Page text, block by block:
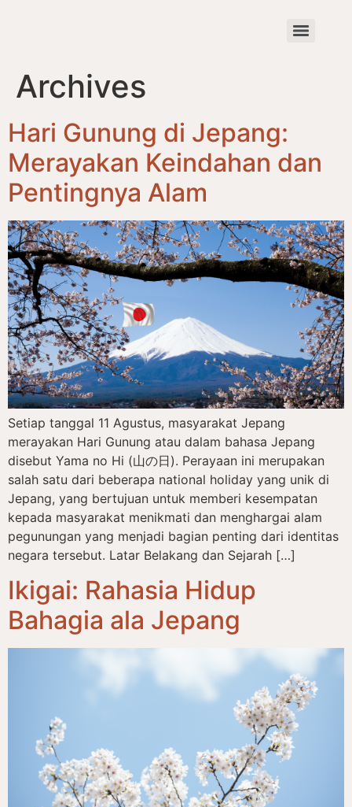
Archives
Hari Gunung di Jepang:
Merayakan Keindahan dan
Pentingnya Alam
Setiap tanggal 11 Agustus, masyarakat Jepang
merayakan Hari Gunung atau dalam bahasa Jepang
disebut Yama no Hi (山の日). Perayaan ini merupakan
salah satu dari beberapa national holiday yang unik di
Jepang, yang bertujuan untuk memberi kesempatan
kepada masyarakat menikmati dan menghargai alam
pegunungan yang menjadi bagian penting dari identitas
negara tersebut. Latar Belakang dan Sejarah […]
Ikigai: Rahasia Hidup
Bahagia ala Jepang